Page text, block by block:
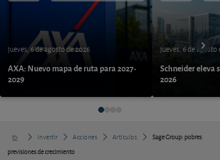
jueves, 6 de agosto de 2026
AXA: Nuevo mapa de ruta para 2027-
2029
jueves, 6 de agosto
Schneider eleva
2026
Invertir Acciones Artículos
Sage Group: pobres
previsiones de crecimiento